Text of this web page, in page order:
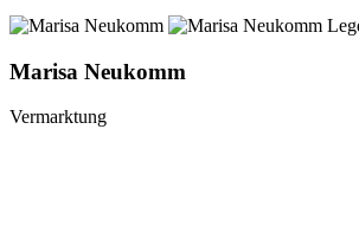
Marisa Neukomm
Vermarktung